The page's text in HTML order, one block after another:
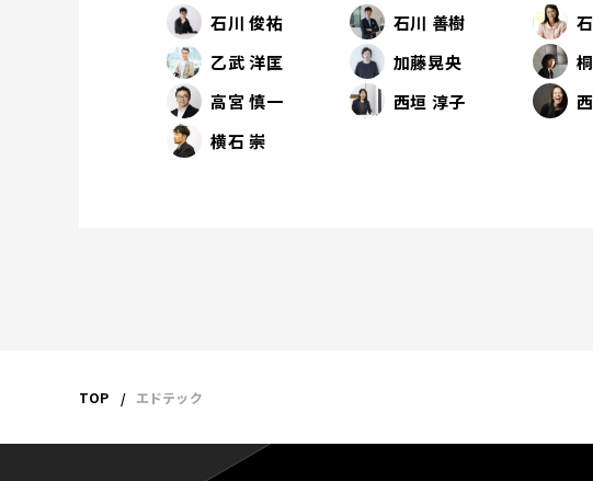
石川 俊祐 石川 善樹
乙武 洋匡
加藤晃央
高宮 慎一
西垣 淳子
横石 崇
TOP エドテック